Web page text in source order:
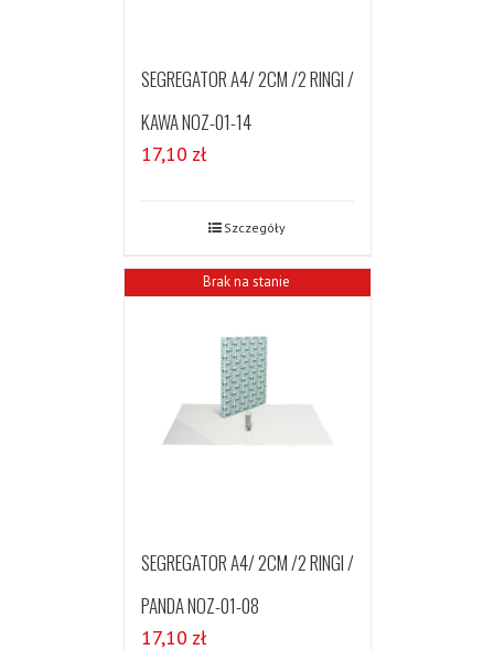
SEGREGATOR A4/ 2CM /2 RINGI /
KAWA NOZ-01-14
17,10 zł
Szczegóły
Brak na stanie
SEGREGATOR A4/ 2CM /2 RINGI /
PANDA NOZ-01-08
17,10 zł